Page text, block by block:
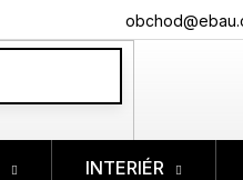
INTERIÉR